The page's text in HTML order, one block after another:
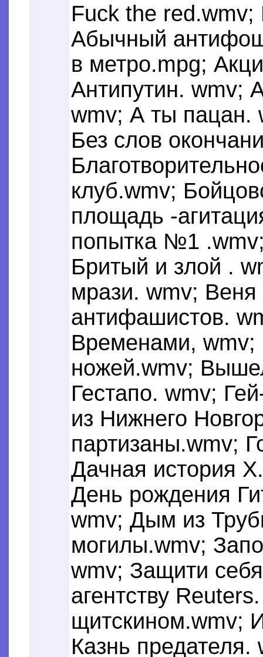
Fuck the
Абычный
в метро.mpg;
Антипутин. wmv;
wmv; А ты пацан.
Без слов
клуб.wmv;
площадь -
попытка №1
Бритый и злой .
мрази. wmv;
антифашистов.
Временами, wmv;
ножей.wmv;
Гестапо. wmv;
из Нижнего
партизаны.wmv;
Дачная история
День рождения
wmv; Дым из
могилы.wmv;
wmv; Защити
агентству
щитскином.wmv;
Казнь